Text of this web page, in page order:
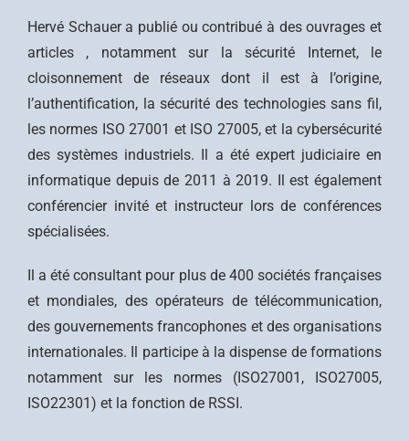
Hervé Schauer a publié ou contribué à des ouvrages et
articles , notamment sur la sécurité Internet, le
cloisonnement de réseaux dont il est à l’origine,
l’authentification, la sécurité des technologies sans fil,
les normes ISO 27001 et ISO 27005, et la cybersécurité
des systèmes industriels. Il a été expert judiciaire en
informatique depuis de 2011 à 2019. Il est également
conférencier invité et instructeur lors de conférences
spécialisées.
Il a été consultant pour plus de 400 sociétés françaises
et mondiales, des opérateurs de télécommunication,
des gouvernements francophones et des organisations
internationales. Il participe à la dispense de formations
notamment sur les normes (ISO27001, ISO27005,
ISO22301) et la fonction de RSSI.